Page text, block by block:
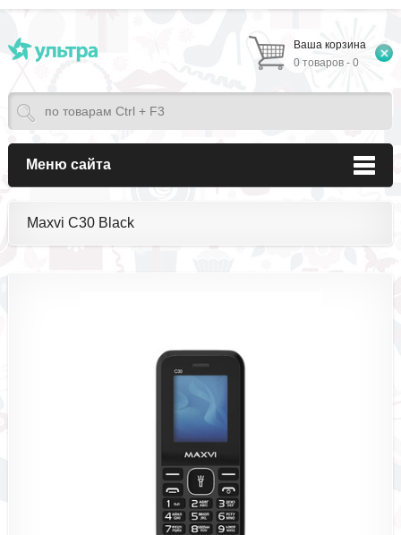
Ваша корзина
0 товаров - 0
Меню сайта
Maxvi C30 Black